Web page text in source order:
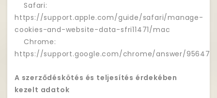
Safari:
https://support.apple.com/guide/safari/manage-
cookies-and-website-data-sfri11471/mac
Chrome:
https://support.google.com/chrome/answer/95647
A szerződéskötés és teljesítés érdekében
kezelt adatok